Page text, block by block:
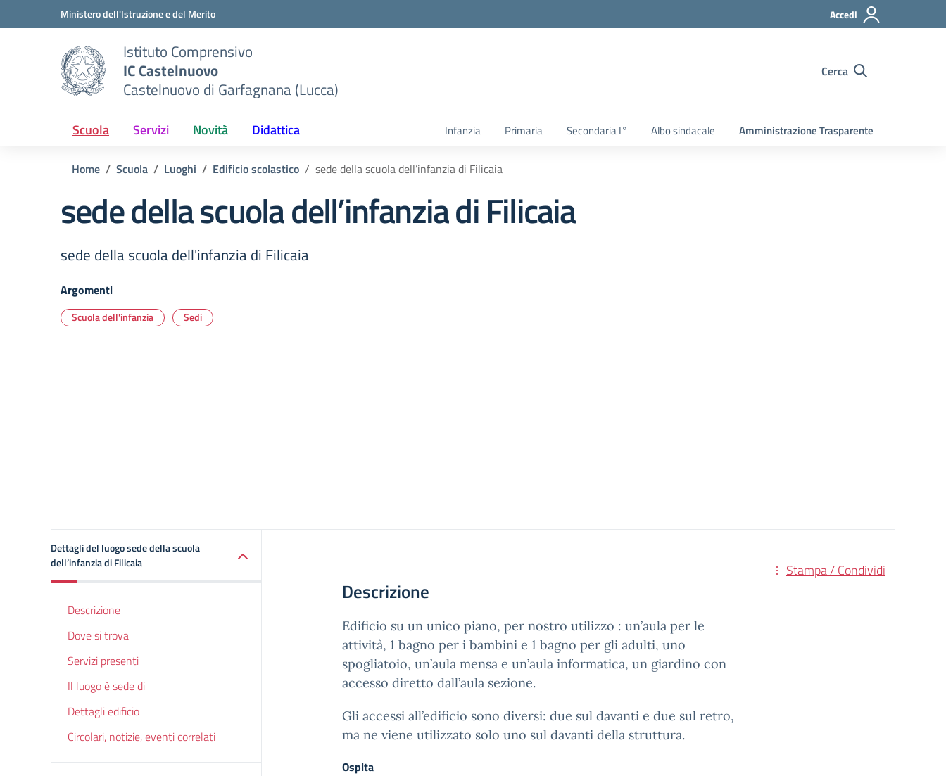
Vai ai contenuti
Vai al menu di navigazioneMinistero dell'Istruzione e del Merito Accedi
Istituto Comprensivo
IC Castelnuovo
Castelnuovo di Garfagnana (Lucca)
Cerca
Scuola Servizi Novità Didattica Infanzia Primaria Secondaria I° Albo sindacale Amministrazione Trasparente
Home Scuola Luoghi Edificio scolastico sede della scuola dell’infanzia di Filicaia
sede della scuola dell’infanzia di Filicaia
sede della scuola dell'infanzia di Filicaia
Argomenti
Scuola dell'infanzia Sedi
Dettagli del luogo sede della scuola
dell’infanzia di Filicaia
Descrizione
Dove si trova
Servizi presenti
Il luogo è sede di
Dettagli edificio
Circolari, notizie, eventi correlati
Stampa / Condividi
Descrizione
Edificio su un unico piano, per nostro utilizzo : un’aula per le
attività, 1 bagno per i bambini e 1 bagno per gli adulti, uno
spogliatoio, un’aula mensa e un’aula informatica, un giardino con
accesso diretto dall’aula sezione.
Gli accessi all’edificio sono diversi: due sul davanti e due sul retro,
ma ne viene utilizzato solo uno sul davanti della struttura.
Ospita